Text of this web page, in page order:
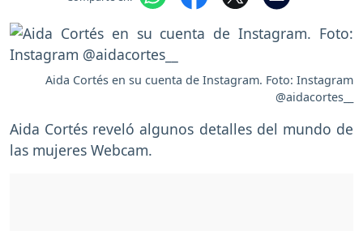
Aida Cortés en su cuenta de Instagram. Foto: Instagram
@aidacortes__
Aida Cortés reveló algunos detalles del mundo de
las mujeres Webcam.